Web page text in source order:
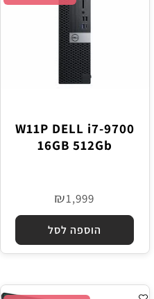
W11P DELL i7-9700
16GB 512Gb
₪1,999
הוספה לסל